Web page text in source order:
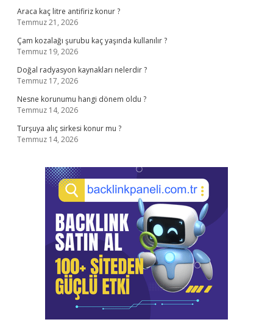
Araca kaç litre antifiriz konur ?
Temmuz 21, 2026
Çam kozalağı şurubu kaç yaşında kullanılır ?
Temmuz 19, 2026
Doğal radyasyon kaynakları nelerdir ?
Temmuz 17, 2026
Nesne korunumu hangi dönem oldu ?
Temmuz 14, 2026
Turşuya alıç sirkesi konur mu ?
Temmuz 14, 2026